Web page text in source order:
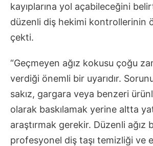
kayıplarına yol açabileceğini
düzenli diş hekimi kontrollerinin
çekti.
“Geçmeyen ağız kokusu çoğu
verdiği önemli bir uyarıdır.
sakız, gargara veya benzeri
olarak baskılamak yerine altta
araştırmak gerekir. Düzenli ağız
profesyonel diş taşı temizliği ve